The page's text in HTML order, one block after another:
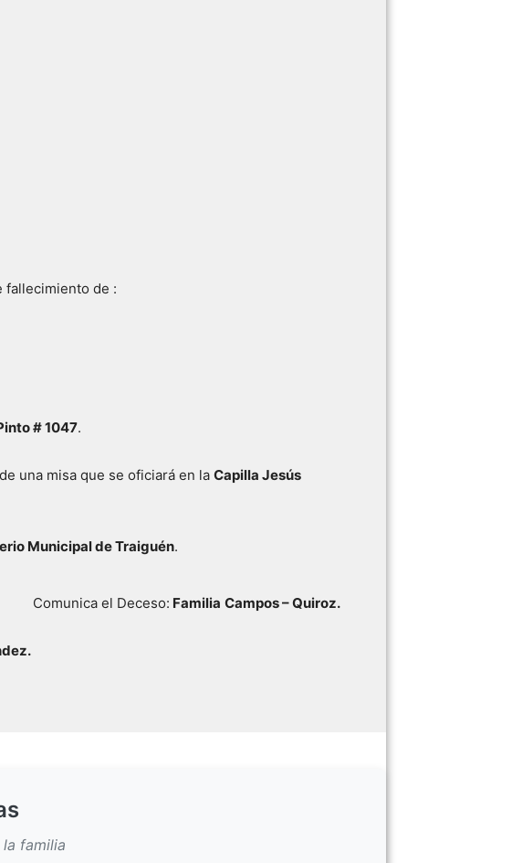
fallecimiento de :
# 1047.
una misa que se oficiará en la Capilla Jesús
Municipal de Traiguén.
Comunica el Deceso: Familia Campos – Quiroz.
familia